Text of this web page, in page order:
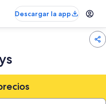
Descargar la app